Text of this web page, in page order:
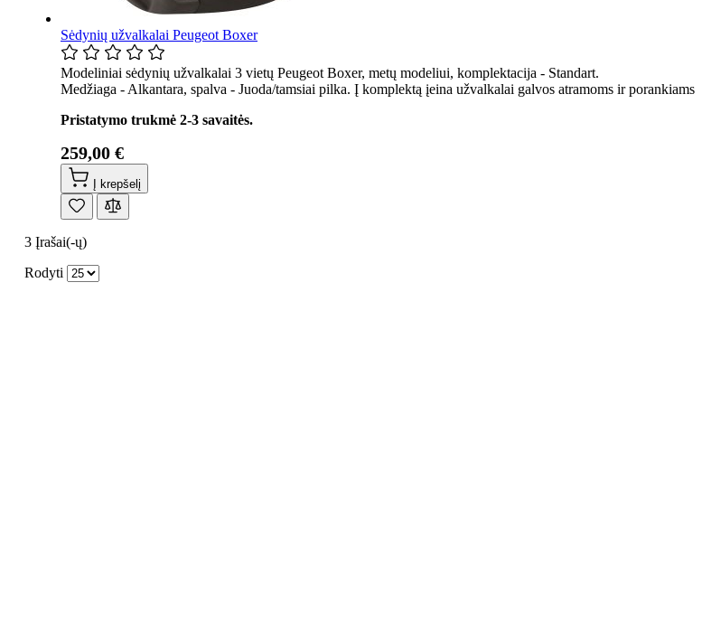
Sėdynių užvalkalai Peugeot Boxer
Modeliniai sėdynių užvalkalai 3 vietų Peugeot Boxer, metų modeliui, komplektacija - Standart.
Medžiaga - Alkantara, spalva - Juoda/tamsiai pilka. Į komplektą įeina užvalkalai galvos atramoms ir porankiams
Pristatymo trukmė 2-3 savaitės.
259,00 €
Į krepšelį
3 Įrašai(-ų)
Rodyti